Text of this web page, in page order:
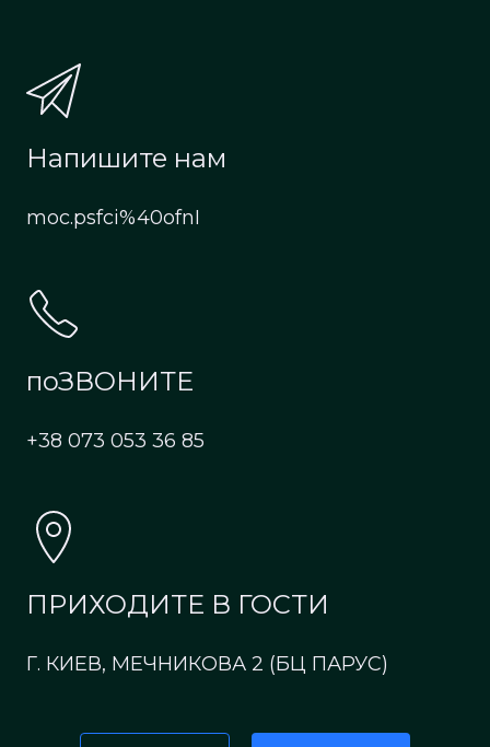
Напишите нам
moc.psfci%40ofnI
поЗВОНИТЕ
+38 073 053 36 85
ПРИХОДИТЕ В ГОСТИ
Г. КИЕВ, МЕЧНИКОВА 2 (БЦ ПАРУС)